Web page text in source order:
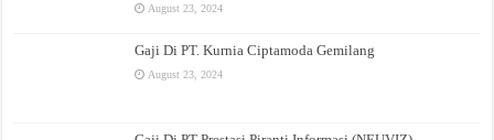
August 23, 2024
Gaji Di PT. Kurnia Ciptamoda Gemilang
August 23, 2024